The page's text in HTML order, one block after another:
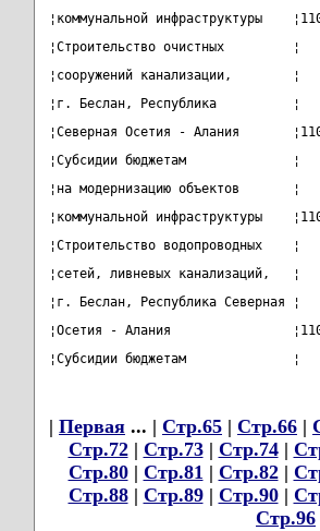
¦коммунальной инфраструктуры
¦Строительство очистных
¦сооружений канализации,
¦г. Беслан, Республика
¦Северная Осетия - Алания
¦Субсидии бюджетам
¦на модернизацию объектов
¦коммунальной инфраструктуры
¦Строительство
¦сетей, ливневых
¦г. Беслан, Республика
¦Осетия - Алания
¦Субсидии бюджетам
| Первая ... | Стр.65 | Стр.66 |
Стр.72| Стр.73| Стр.74|
Стр.80| Стр.81 | Стр.82|
Стр.88| Стр.89| Стр.90|
Стр.96